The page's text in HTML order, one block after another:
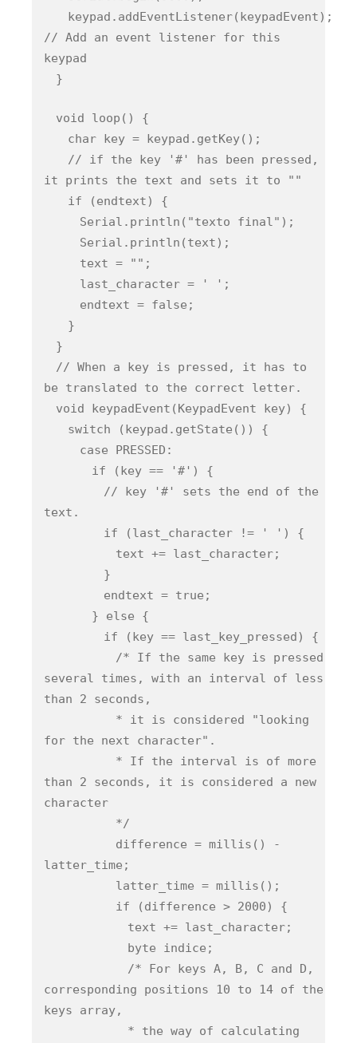
keypad.addEventListener(keypadEvent);
// Add an event listener for this
keypad
}
void loop() {
char key = keypad.getKey();
// if the key '#' has been pressed,
it prints the text and sets it to ""
if (endtext) {
Serial.println("texto final");
Serial.println(text);
text = "";
last_character = ' ';
endtext = false;
}
}
// When a key is pressed, it has to
be translated to the correct letter.
void keypadEvent(KeypadEvent key) {
switch (keypad.getState()) {
case PRESSED:
if (key == '#') {
// key '#' sets the end of the
text.
if (last_character != ' ') {
text += last_character;
}
endtext = true;
} else {
if (key == last_key_pressed) {
/* If the same key is pressed
several times, with an interval of less
than 2 seconds,
* it is considered "looking
for the next character".
* If the interval is of more
than 2 seconds, it is considered a new
character
*/
difference = millis() -
latter_time;
latter_time = millis();
if (difference > 2000) {
text += last_character;
byte indice;
/* For keys A, B, C and D,
corresponding positions 10 to 14 of the
keys array,
* the way of calculating